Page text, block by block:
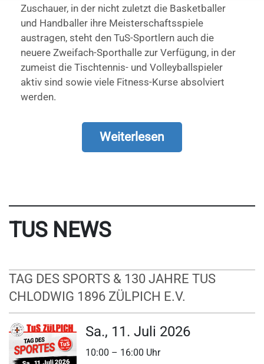
Zuschauer, in der nicht zuletzt die Basketballer
und Handballer ihre Meisterschaftsspiele
austragen, steht den TuS-Sportlern auch die
neuere Zweifach-Sporthalle zur Verfügung, in der
zumeist die Tischtennis- und Volleyballspieler
aktiv sind sowie viele Fitness-Kurse absolviert
werden.
Weiterlesen
TUS NEWS
TAG DES SPORTS & 130 JAHRE TUS
CHLODWIG 1896 ZÜLPICH E.V.
Sa., 11. Juli 2026
10:00 – 16:00 Uhr